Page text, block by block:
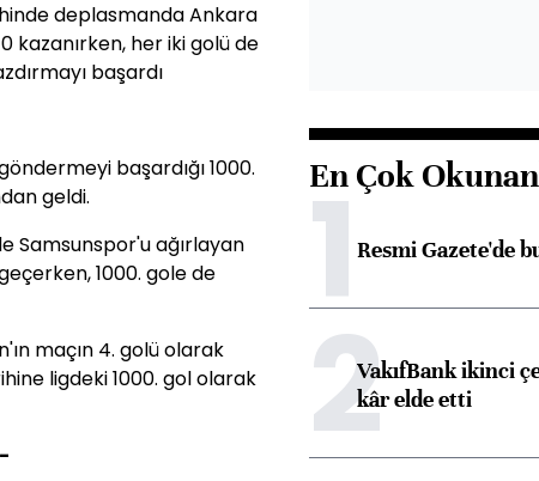
deplasmanda Ankara
kazanırken, her iki golü de
başardı
başardığı 1000.
geldi.
Samsunspor'u ağırlayan
1000. gole de
maçın 4. golü olarak
ligdeki 1000. gol olarak
En Çok
1Resmi Gazete'de
2VakıfBank ikinci
kâr elde etti